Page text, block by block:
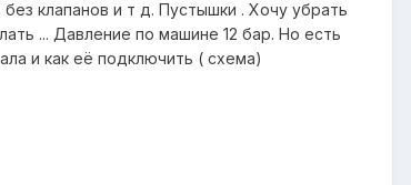
клапанов и т д. Пустышки . Хочу убрать
... Давление по машине 12 бар. Но есть
и как её подключить ( схема)